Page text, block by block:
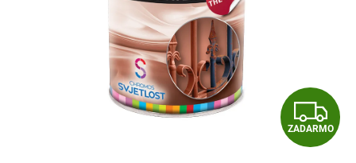
Z
A
ZADARMO